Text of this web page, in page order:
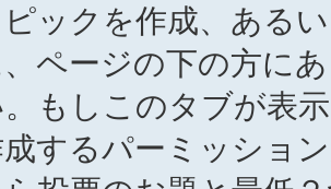
ックを作成、ある
ページの下の方に
。もしこのタブが表
するパーミッショ